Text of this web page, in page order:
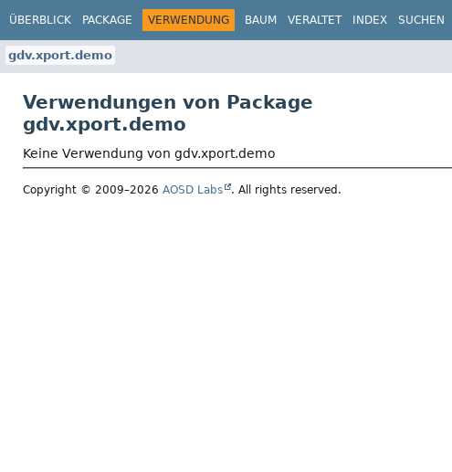
ÜBERBLICK PACKAGE VERWENDUNG BAUM VERALTET INDEX SUCHEN
gdv.xport.demo
Verwendungen von Package
gdv.xport.demo
Keine Verwendung von gdv.xport.demo
Copyright © 2009–2026 AOSD Labs . All rights reserved.